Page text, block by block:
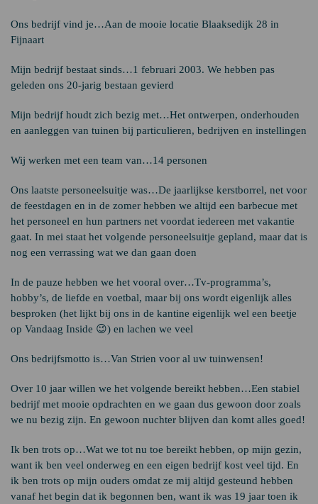
Ons bedrijf vind je…Aan de mooie locatie Blaaksedijk 28 in
Fijnaart
Mijn bedrijf bestaat sinds…1 februari 2003. We hebben pas
geleden ons 20-jarig bestaan gevierd
Mijn bedrijf houdt zich bezig met…Het ontwerpen, onderhouden
en aanleggen van tuinen bij particulieren, bedrijven en instellingen
Wij werken met een team van…14 personen
Ons laatste personeelsuitje was…De jaarlijkse kerstborrel, net voor
de feestdagen en in de zomer hebben we altijd een barbecue met
het personeel en hun partners net voordat iedereen met vakantie
gaat. In mei staat het volgende personeelsuitje gepland, maar dat is
nog een verrassing wat we dan gaan doen
In de pauze hebben we het vooral over…Tv-programma’s,
hobby’s, de liefde en voetbal, maar bij ons wordt eigenlijk alles
besproken (het lijkt bij ons in de kantine eigenlijk wel een beetje
op Vandaag Inside 😉) en lachen we veel
Ons bedrijfsmotto is…Van Strien voor al uw tuinwensen!
Over 10 jaar willen we het volgende bereikt hebben…Een stabiel
bedrijf met mooie opdrachten en we gaan dus gewoon door zoals
we nu bezig zijn. En gewoon nuchter blijven dan komt alles goed!
Ik ben trots op…Wat we tot nu toe bereikt hebben, op mijn gezin,
want ik ben veel onderweg en een eigen bedrijf kost veel tijd. En
ik ben trots op mijn ouders omdat ze mij altijd gesteund hebben
vanaf het begin dat ik begonnen ben, want ik was 19 jaar toen ik